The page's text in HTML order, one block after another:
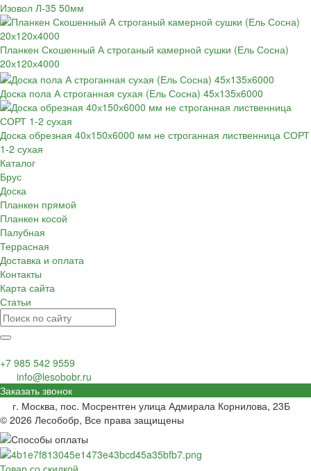
Изовол Л-35 50мм
Планкен Скошенный А строганый камерной сушки (Ель Сосна)
20х120х4000
Доска пола А строганная сухая (Ель Сосна) 45х135х6000
Доска обрезная 40х150х6000 мм не строганная лиственница СОРТ
1-2 сухая
Каталог
Брус
Доска
Планкен прямой
Планкен косой
Палубная
Террасная
Доставка и оплата
Контакты
Карта сайта
Статьи
+7 985 542 9559
info@lesobobr.ru
Заказать звонок
г. Москва, пос. Мосрентген улица Адмирала Корнилова, 23Б
© 2026 Лесобобр, Все права защищены
Товар со скидкой